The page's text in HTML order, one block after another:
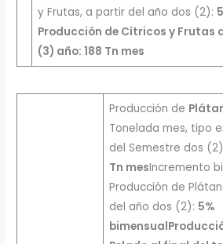
y Frutas, a partir del año dos (2):
Producción de Cítricos y Frutas
(3) año: 188 Tn mes
Producción de
Tonelada mes, tipo
del Semestre dos
Tn mesIncremento
Producción de
del año dos (2): 5%
bimensual